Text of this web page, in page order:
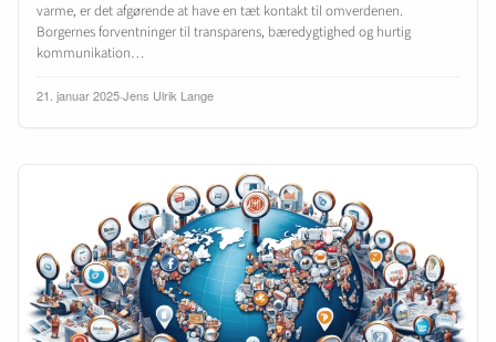
varme, er det afgørende at have en tæt kontakt til omverdenen.
Borgernes forventninger til transparens, bæredygtighed og hurtig
kommunikation…
21. januar 2025·Jens Ulrik Lange